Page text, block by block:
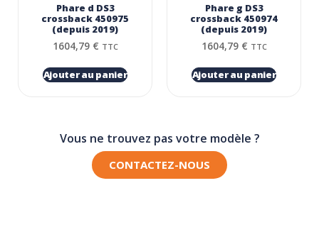
Phare d DS3
crossback 450975
(depuis 2019)
1604,79 € TTC
Ajouter au panier
Phare g DS3
crossback 450974
(depuis 2019)
1604,79 € TTC
Ajouter au panier
Vous ne trouvez pas votre modèle ?
CONTACTEZ-NOUS